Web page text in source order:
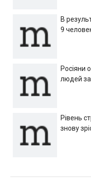
В
9
Росіяни
людей
Рівень
знову